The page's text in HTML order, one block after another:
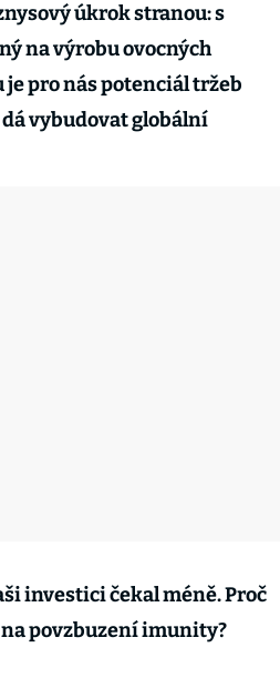
úkrok stranou: s
na výrobu ovocných
je pro nás potenciál tržeb
dá vybudovat globální
investici čekal méně. Proč
povzbuzení imunity?